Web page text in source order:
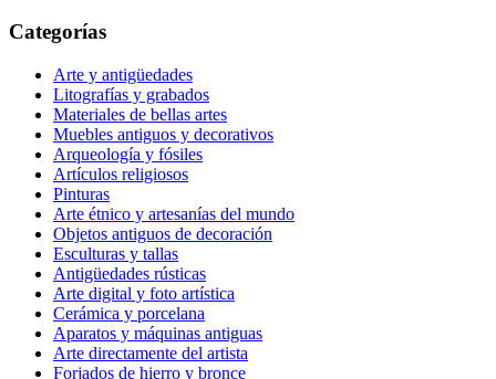
Categorías
Arte y antigüedades
Litografías y grabados
Materiales de bellas artes
Muebles antiguos y decorativos
Arqueología y fósiles
Artículos religiosos
Pinturas
Arte étnico y artesanías del mundo
Objetos antiguos de decoración
Esculturas y tallas
Antigüedades rústicas
Arte digital y foto artística
Cerámica y porcelana
Aparatos y máquinas antiguas
Arte directamente del artista
Forjados de hierro y bronce